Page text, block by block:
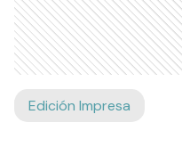
Edición Impresa